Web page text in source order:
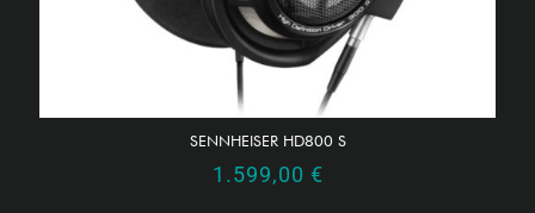
SENNHEISER HD800 S
1.599,00 €